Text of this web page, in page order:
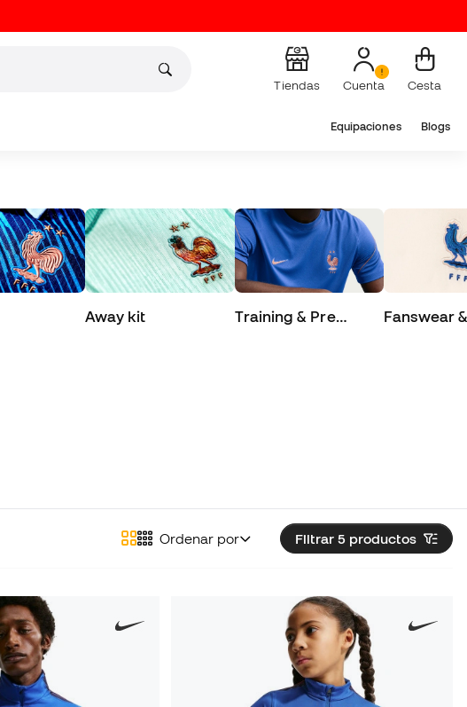
Tiendas Cuenta Cesta
Equipaciones Blogs
Away kit
Training & Pre
Fanswear
Filtrar 5 productos
Ordenar por